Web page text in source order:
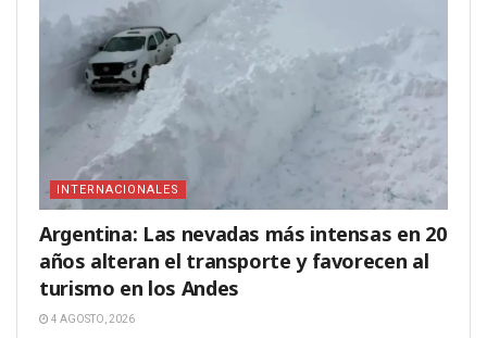
INTERNACIONALES
Argentina: Las nevadas más intensas en 20
años alteran el transporte y favorecen al
turismo en los Andes
4 AGOSTO, 2026